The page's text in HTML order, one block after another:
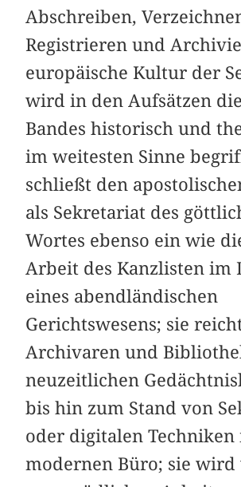
Abschreiben,
Registrieren und
europäische Kultur der
wird in den Aufsätzen
Bandes historisch und
im weitesten Sinne
schließt den
als Sekretariat des
Wortes ebenso ein wie
Arbeit des Kanzlisten im
eines abendländischen
Gerichtswesens; sie
Archivaren und
neuzeitlichen
bis hin zum Stand von
oder digitalen Techniken
modernen Büro; sie wird